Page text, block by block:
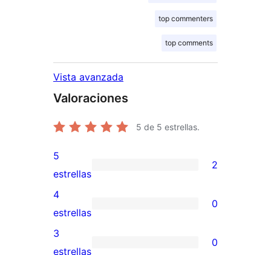
top commenters
top comments
Vista avanzada
Valoraciones
5 de 5 estrellas.
2
valoraciones
de
5
estrellas
5
estrellas
2
0
valoraciones
de
4
estrellas
0
0
3
estrellas
0